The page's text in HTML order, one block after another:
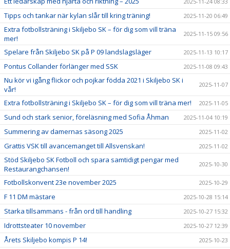
Tipps och tankar när kylan slår till kring träning! 2025-11-20 06:49
Extra fotbollsträning i Skiljebo SK – för dig som vill träna
mer!
2025-11-15 09:56
Spelare från Skiljebo SK på P 09 landslagsläger 2025-11-13 10:17
Pontus Collander förlänger med SSK 2025-11-08 09:43
Nu kör vi igång flickor och pojkar födda 2021 i Skiljebo SK i
vår!
2025-11-07
Extra fotbollsträning i Skiljebo SK – för dig som vill träna mer! 2025-11-05
Sund och stark senior, föreläsning med Sofia Åhman 2025-11-04 10:19
Summering av damernas säsong 2025 2025-11-02
Grattis VSK till avancemanget till Allsvenskan! 2025-11-02
Stöd Skiljebo SK Fotboll och spara samtidigt pengar med
Restaurangchansen!
2025-10-30
Fotbollskonvent 23e november 2025 2025-10-29
F 11 DM mästare 2025-10-28 15:14
Starka tillsammans - från ord till handling 2025-10-27 15:32
Idrottsteater 10 november 2025-10-27 12:39
Årets Skiljebo kompis P 14! 2025-10-23